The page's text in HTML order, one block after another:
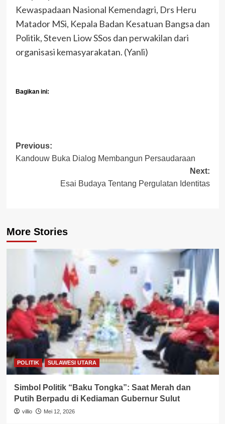
Kewaspadaan Nasional Kemendagri, Drs Heru
Matador MSi, Kepala Badan Kesatuan Bangsa dan
Politik, Steven Liow SSos dan perwakilan dari
organisasi kemasyarakatan. (Yanli)
Bagikan ini:
Post
navigation
Previous:
Kandouw Buka Dialog Membangun Persaudaraan
Next:
Esai Budaya Tentang Pergulatan Identitas
More Stories
POLITIK SULAWESI UTARA
Simbol Politik “Baku Tongka”: Saat Merah dan
Putih Berpadu di Kediaman Gubernur Sulut
villio Mei 12, 2026